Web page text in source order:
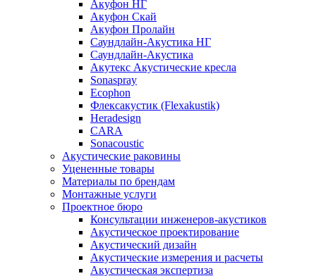
Акуфон НГ
Акуфон Скай
Акуфон Пролайн
Саундлайн-Акустика НГ
Саундлайн-Акустика
Акутекс Акустические кресла
Sonaspray
Ecophon
Флексакустик (Flexakustik)
Heradesign
CARA
Sonacoustic
Акустические раковины
Уцененные товары
Материалы по брендам
Монтажные услуги
Проектное бюро
Консультации инженеров-акустиков
Акустическое проектирование
Акустический дизайн
Акустические измерения и расчеты
Акустическая экспертиза